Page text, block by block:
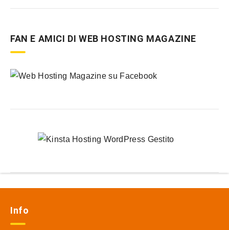
FAN E AMICI DI WEB HOSTING MAGAZINE
Info